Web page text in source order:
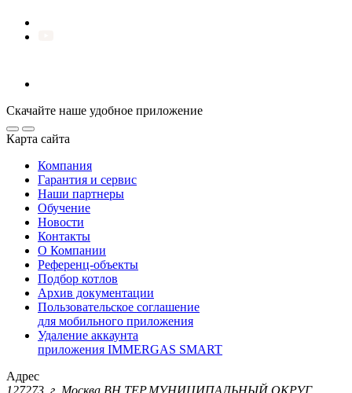
Скачайте наше удобное приложение
Карта сайта
Компания
Гарантия и сервис
Наши партнеры
Обучение
Новости
Контакты
О Компании
Референц-объекты
Подбор котлов
Архив документации
Пользовательское соглашение
для мобильного приложения
Удаление аккаунта
приложения IMMERGAS SMART
Адрес
127273, г. Москва ВН.ТЕР.МУНИЦИПАЛЬНЫЙ ОКРУГ